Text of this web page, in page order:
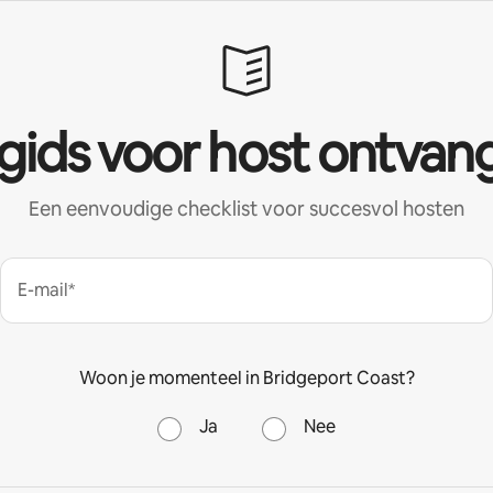
voor host
Een eenvoudige checklist voor succesvol hosten
E-mail*
Woon je momenteel in Bridgeport Coast?
Ja Nee